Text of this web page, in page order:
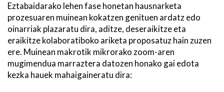
Eztabaidarako lehen fase honetan hausnarketa
prozesuaren muinean kokatzen genituen ardatz edo
oinarriak plazaratu dira, aditze, deseraikitze eta
eraikitze kolaboratiboko ariketa proposatuz hain zuzen
ere. Muinean makrotik mikrorako zoom-aren
mugimendua marraztera datozen honako gai edota
kezka hauek mahaigaineratu dira: